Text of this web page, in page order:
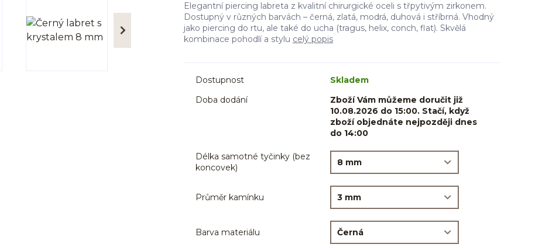
Elegantní piercing labreta z kvalitní chirurgické oceli s třpytivým zirkonem.
Dostupný v různých barvách – černá, zlatá, modrá, duhová i stříbrná. Vhodný
jako piercing do rtu, ale také do ucha (tragus, helix, conch, flat). Skvělá
kombinace pohodlí a stylu celý popis
Dostupnost
Skladem
Doba dodání
Zboží Vám můžeme doručit již
10.08.2026 do 15:00. Stačí, když
zboží objednáte nejpozději dnes
do 14:00
Délka samotné tyčinky (bez
koncovek)
Průměr kamínku
Barva materiálu